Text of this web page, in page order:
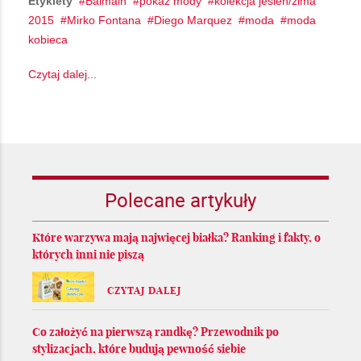
2015
Mirko Fontana Diego Marquez moda
moda
kobieca
Czytaj dalej...
Polecane artykuły
Które warzywa mają najwięcej białka? Ranking i fakty, o
których inni nie piszą
CZYTAJ DALEJ
Co założyć na pierwszą randkę? Przewodnik po
stylizacjach, które budują pewność siebie